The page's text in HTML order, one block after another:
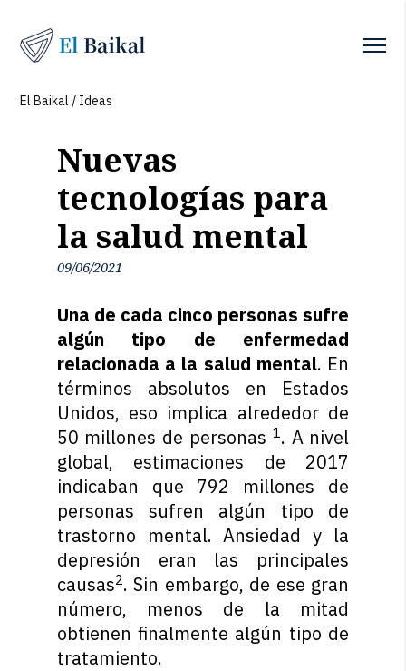
El Baikal / Ideas
Nuevas
tecnologías para
la salud mental
09/06/2021
Una de cada cinco personas sufre
algún tipo de enfermedad
relacionada a la salud mental. En
términos absolutos en Estados
Unidos, eso implica alrededor de
50 millones de personas 1. A nivel
global, estimaciones de 2017
indicaban que 792 millones de
personas sufren algún tipo de
trastorno mental. Ansiedad y la
depresión eran las principales
causas2. Sin embargo, de ese gran
número, menos de la mitad
obtienen finalmente algún tipo de
tratamiento.